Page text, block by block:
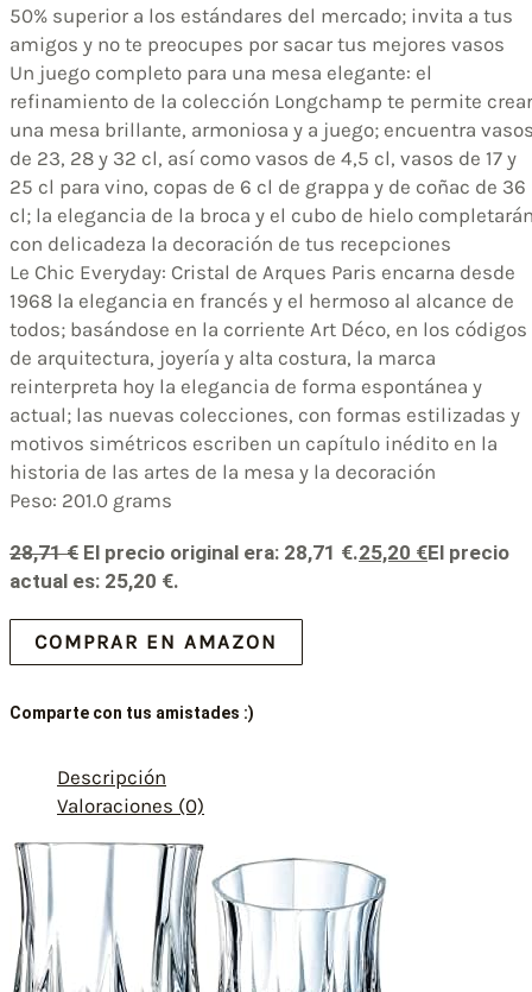
50% superior a los estándares del mercado; invita a tus
amigos y no te preocupes por sacar tus mejores vasos
Un juego completo para una mesa elegante: el
refinamiento de la colección Longchamp te permite crear
una mesa brillante, armoniosa y a juego; encuentra
de 23, 28 y 32 cl, así como vasos de 4,5 cl, vasos de 17 y
25 cl para vino, copas de 6 cl de grappa y de coñac de 36
cl; la elegancia de la broca y el cubo de hielo
con delicadeza la decoración de tus recepciones
Le Chic Everyday: Cristal de Arques Paris encarna desde
1968 la elegancia en francés y el hermoso al alcance de
todos; basándose en la corriente Art Déco, en los códigos
de arquitectura, joyería y alta costura, la marca
reinterpreta hoy la elegancia de forma espontánea y
actual; las nuevas colecciones, con formas estilizadas y
motivos simétricos escriben un capítulo inédito en la
historia de las artes de la mesa y la decoración
Peso: 201.0 grams
28,71€ El precio original era: 28,71 €.25,20 €El precio
actual es: 25,20 €.
COMPRAR EN AMAZON
Comparte con tus amistades :)
Descripción
Valoraciones (0)